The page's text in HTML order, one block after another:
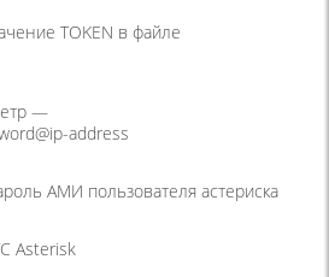
TOKEN в файле
—
address
АМИ пользователя астериска
Asterisk